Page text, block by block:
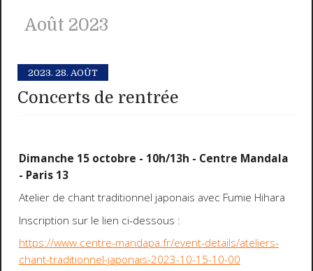
Août 2023
2023. 28. AOÛT
Concerts de rentrée
Dimanche 15 octobre - 10h/13h - Centre Mandala
- Paris 13
Atelier de chant traditionnel japonais avec Fumie Hihara
Inscription sur le lien ci-dessous :
https://www.centre-mandapa.fr/event-details/ateliers-
chant-traditionnel-japonais-2023-10-15-10-00